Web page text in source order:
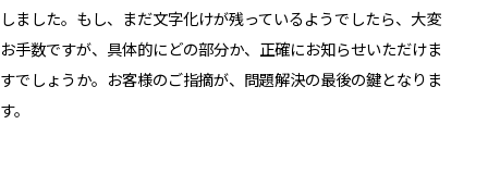
しました。もし、まだ文字化けが残っているようでしたら、大変
お手数ですが、具体的にどの部分か、正確にお知らせいただけま
すでしょうか。お客様のご指摘が、問題解決の最後の鍵となりま
す。